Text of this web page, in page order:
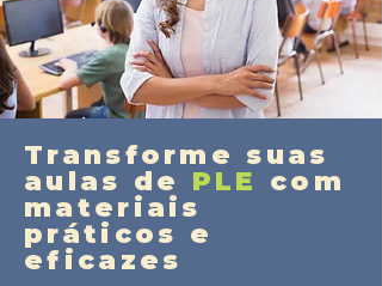
Transforme suas
aulas de PLE com
materiais
práticos e
eficazes